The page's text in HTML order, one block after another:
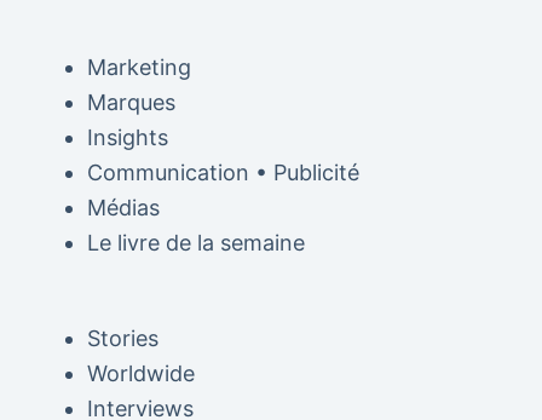
Marketing
Marques
Insights
Communication • Publicité
Médias
Le livre de la semaine
Stories
Worldwide
Interviews